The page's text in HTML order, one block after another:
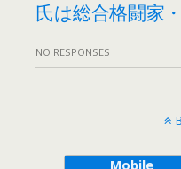
氏は総合格闘家
NO RESPONSES
Mobile